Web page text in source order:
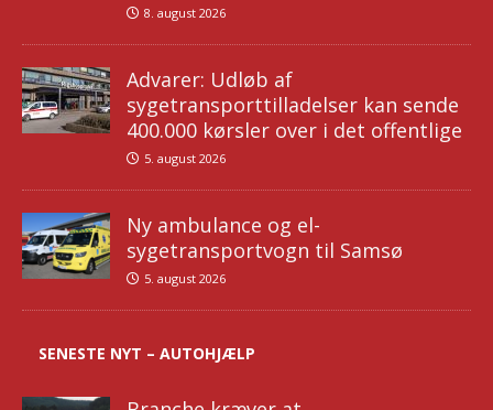
8. august 2026
Advarer: Udløb af
sygetransporttilladelser kan sende
400.000 kørsler over i det offentlige
5. august 2026
Ny ambulance og el-
sygetransportvogn til Samsø
5. august 2026
SENESTE NYT – AUTOHJÆLP